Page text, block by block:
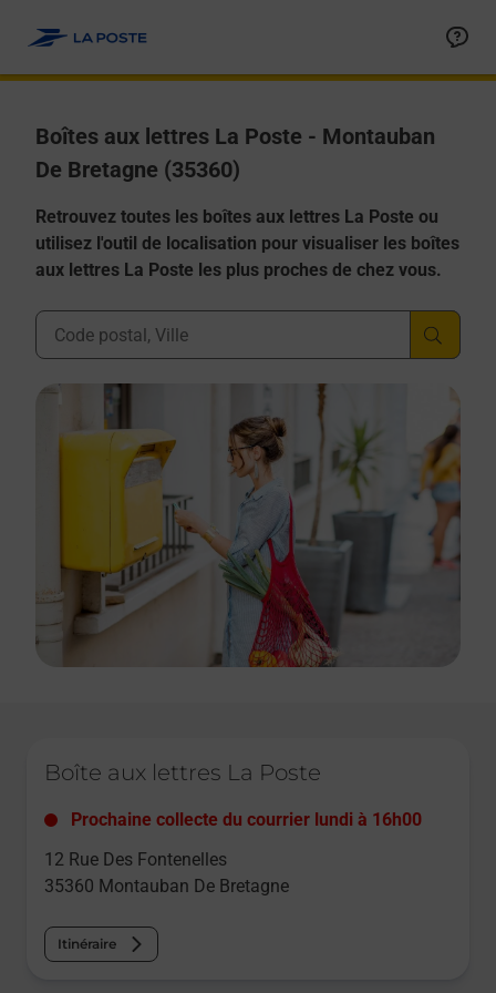
Boîtes aux lettres La Poste - Montauban
De Bretagne (35360)
Retrouvez toutes les boîtes aux lettres La Poste ou
utilisez l'outil de localisation pour visualiser les boîtes
aux lettres La Poste les plus proches de chez vous.
Ville, Département, Code Postal
Boîte aux lettres La Poste
Prochaine collecte du courrier lundi à 16h00
12 Rue Des Fontenelles
35360 Montauban De Bretagne
Itinéraire